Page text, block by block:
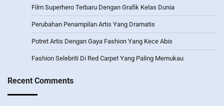
Film Superhero Terbaru Dengan Grafik Kelas Dunia
Perubahan Penampilan Artis Yang Dramatis
Potret Artis Dengan Gaya Fashion Yang Kece Abis
Fashion Selebriti Di Red Carpet Yang Paling Memukau
Recent Comments